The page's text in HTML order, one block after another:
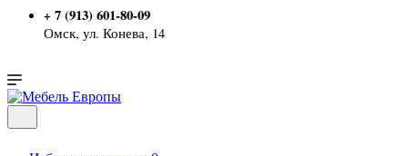
+ 7 (913) 601-80-09
Омск, ул. Конева, 14